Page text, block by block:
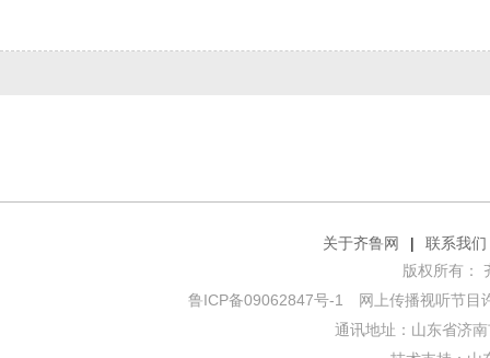
关于齐鲁网 |
联系我们
版权所有：
鲁ICP备09062847号-1
网上传播视听节目
通讯地址：山东省济